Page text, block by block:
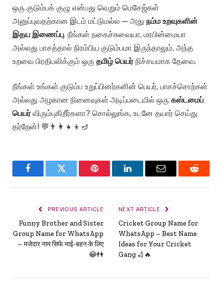
ஒரு குடும்பக் குழு என்பது வெறும் மெசேஜ்கள்
அனுப்புவதற்கான இடம் மட்டுமல்ல — அது நம்ம உறவுகளின்
இதய இணைப்பு. நீங்கள் நகைச்சுவையா, மரபின்மையா
அல்லது பாசத்தால் நிரம்பிய குடும்பமா இருந்தாலும், அந்த
உறவை பிரதிபலிக்கும் ஒரு தமிழ் பெயர்நிச்சயமாக தேவை.
நீங்கள் உங்கள் குடும்ப உறுப்பினர்களின் பெயர், பாசச்சொற்கள்
அல்லது அழகான நினைவுகள் அடிப்படையில் ஒரு கஸ்டமைப்
பெயர்விரும்புகிறீர்களா? சொல்லுங்க, உடனே தயார் செய்து
தர்றேன்! 💬👨‍👩‍👧‍👦🪔
FacebookTwitter Pinterest LinkedInEmail Reddit
PREVIOUS ARTICLE
Funny Brother and Sister
Group Name for WhatsApp
– मजेदार नाम सिर्फ भाई-बहन के लिए
😂👫
NEXT ARTICLE
Cricket Group Name for
WhatsApp – Best Name
Ideas for Your Cricket
Gang 🏏🔥